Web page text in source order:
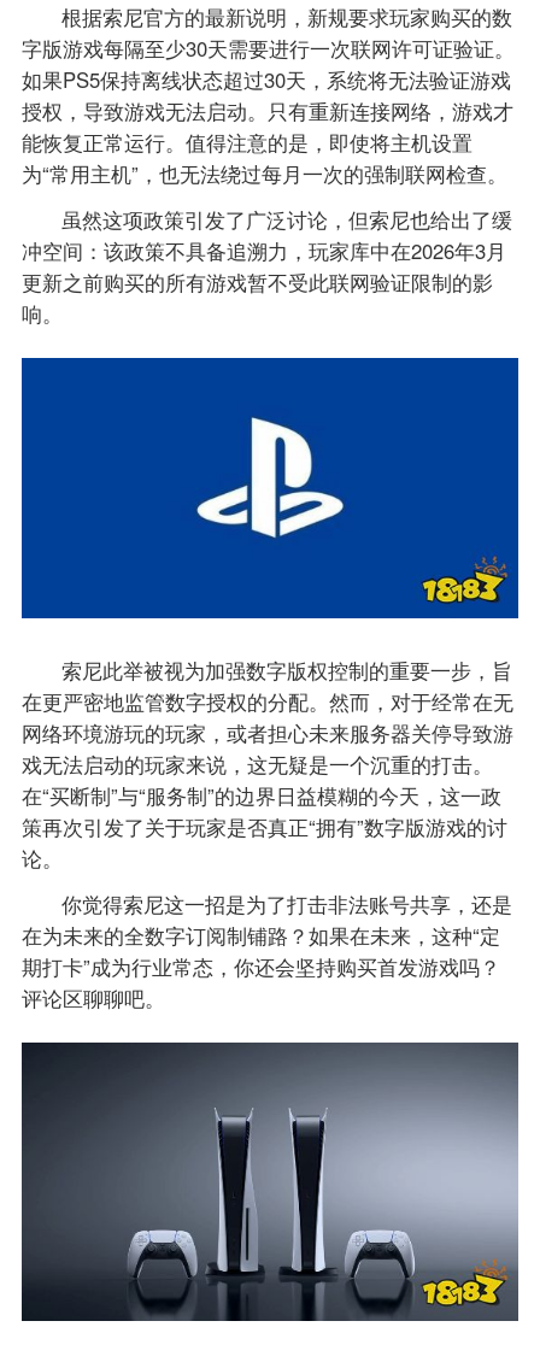
根据索尼官方的最新说明，新规要求玩家购买的数
字版游戏每隔至少30天需要进行一次联网许可证验证。
如果PS5保持离线状态超过30天，系统将无法验证游戏
授权，导致游戏无法启动。只有重新连接网络，游戏才
能恢复正常运行。值得注意的是，即使将主机设置
为“常用主机”，也无法绕过每月一次的强制联网检查。
虽然这项政策引发了广泛讨论，但索尼也给出了缓
冲空间：该政策不具备追溯力，玩家库中在2026年3月
更新之前购买的所有游戏暂不受此联网验证限制的影
响。
索尼此举被视为加强数字版权控制的重要一步，旨
在更严密地监管数字授权的分配。然而，对于经常在无
网络环境游玩的玩家，或者担心未来服务器关停导致游
戏无法启动的玩家来说，这无疑是一个沉重的打击。
在“买断制”与“服务制”的边界日益模糊的今天，这一政
策再次引发了关于玩家是否真正“拥有”数字版游戏的讨
论。
你觉得索尼这一招是为了打击非法账号共享，还是
在为未来的全数字订阅制铺路？如果在未来，这种“定
期打卡”成为行业常态，你还会坚持购买首发游戏吗？
评论区聊聊吧。